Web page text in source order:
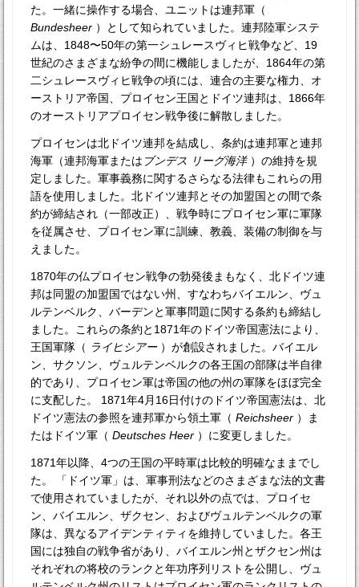
た。一緒に操作する場合、ユニットは連邦軍（
Bundesheer ）として知られていました。連邦陸軍システ
ムは、1848〜50年の第一シュレースヴィヒ戦争など、19
世紀のさまざまな紛争の間に機能しましたが、1864年の第
二シュレースヴィヒ戦争の頃には、連合の主要な権力、オ
ーストリア帝国、プロイセン王国とドイツ連邦は、1866年
のオーストリアプロイセン戦争後に解散しました。
プロイセンは北ドイツ連邦を結成し、条約は連邦軍と連邦
海軍（連邦海軍または ブンデス リーグ海洋）の維持を規
定しました。軍事義務に関するさらなる法律もこれらの用
語を使用しました。北ドイツ連邦とその加盟国との間で条
約が締結され（一部改正）、戦争時にプロイセン軍に軍隊
を従属させ、プロイセン軍に訓練、教義、装備の制御を与
えました。
1870年の仏プロイセン戦争の勃発後まもなく、北ドイツ連
邦は同盟の加盟国ではない州、すなわちバイエルン、ヴュ
ルテンベルク、バーデンと軍事問題に関する条約も締結し
ました。これらの条約と1871年のドイツ帝国憲法により、
王国軍隊（ ライヒシアー）が創設されました。バイエル
ン、サクソン、ヴュルテンベルクの各王国の部隊は半自律
的であり、プロイセン軍は帝国の他の州の軍隊をほぼ完全
に支配した。 1871年4月16日付けのドイツ帝国憲法は、北
ドイツ憲法の参照を連邦軍から領土軍（Reichsheer ）ま
たはドイツ軍（Deutsches Heer ）に変更しました。
1871年以降、4つの王国の平時軍は比較的明確なままでし
た。 「ドイツ軍」は、軍事刑法などのさまざまな法的文書
で使用されていましたが、それ以外の点では、プロイセ
ン、バイエルン、ザクセン、およびヴュルテンベルクの軍
隊は、異なるアイデンティティを維持していました。各王
国には独自の戦争省があり、バイエルン州とザクセン州は
それぞれの将校のランクと年功序列リストを公開し、ヴュ